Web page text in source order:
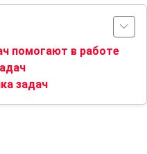
помогают в работе
задач